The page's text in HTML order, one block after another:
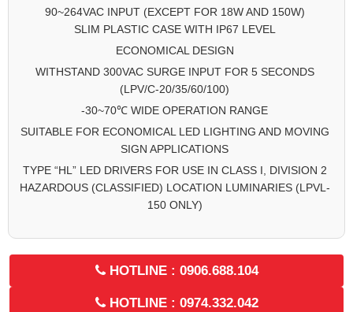
90~264VAC INPUT (EXCEPT FOR 18W AND 150W)
SLIM PLASTIC CASE WITH IP67 LEVEL
ECONOMICAL DESIGN
WITHSTAND 300VAC SURGE INPUT FOR 5 SECONDS
(LPV/C-20/35/60/100)
-30~70℃ WIDE OPERATION RANGE
SUITABLE FOR ECONOMICAL LED LIGHTING AND MOVING
SIGN APPLICATIONS
TYPE “HL” LED DRIVERS FOR USE IN CLASS I, DIVISION 2
HAZARDOUS (CLASSIFIED) LOCATION LUMINARIES (LPVL-
150 ONLY)
HOTLINE : 0906.688.104
HOTLINE : 0974.332.042